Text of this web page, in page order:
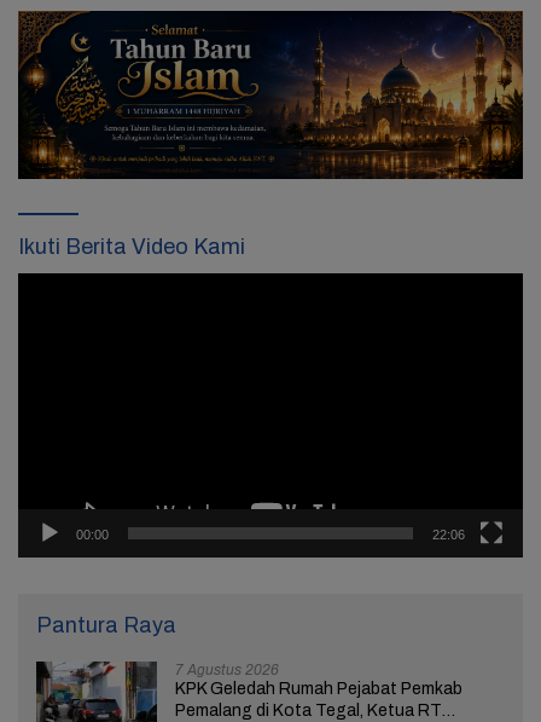
Ikuti Berita Video Kami
00:00 22:06
Pantura Raya
7 Agustus 2026
KPK Geledah Rumah Pejabat Pemkab
Pemalang di Kota Tegal, Ketua RT